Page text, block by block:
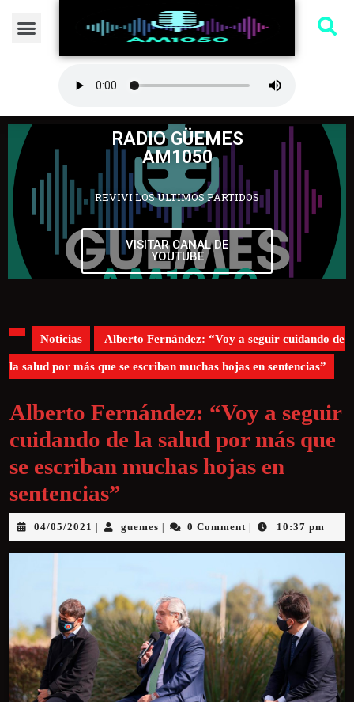
RADIO GÜEMES
AM1050
REVIVI LOS ULTIMOS PARTIDOS
VISITAR CANAL DE
YOUTUBE
Noticias Alberto Fernández: “Voy a seguir cuidando de
la salud por más que se escriban muchas hojas en sentencias”
Alberto Fernández: “Voy a seguir
cuidando de la salud por más que
se escriban muchas hojas en
sentencias”
04/05/2021 guemes 0 Comment 10:37 pm